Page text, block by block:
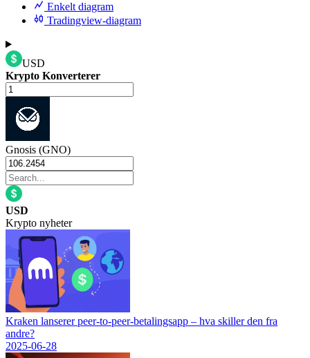
Enkelt diagram
Tradingview-diagram
USD
Krypto Konverterer
Gnosis (GNO)
USD
Krypto nyheter
Kraken lanserer peer-to-peer-betalingsapp – hva skiller den fra
andre?
2025-06-28